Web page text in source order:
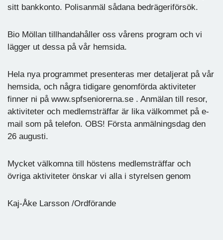
sitt bankkonto. Polisanmäl sådana bedrägeriförsök.
Bio Möllan tillhandahåller oss vårens program och vi
lägger ut dessa på vår hemsida.
Hela nya programmet presenteras mer detaljerat på vår
hemsida, och några tidigare genomförda aktiviteter
finner ni på www.spfseniorerna.se . Anmälan till resor,
aktiviteter och medlemsträffar är lika välkommet på e-
mail som på telefon. OBS! Första anmälningsdag den
26 augusti.
Mycket välkomna till höstens medlemsträffar och
övriga aktiviteter önskar vi alla i styrelsen genom
Kaj-Åke Larsson /Ordförande